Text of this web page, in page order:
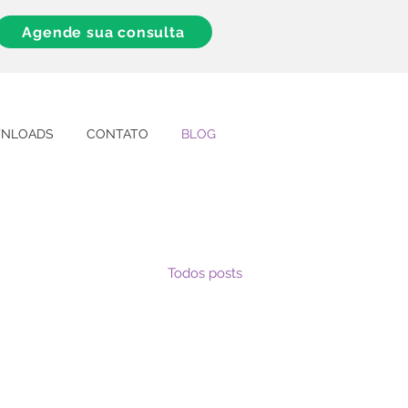
Agende sua consulta
CONTATO BLOG
Todos posts